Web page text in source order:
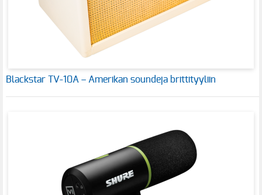
Blackstar TV-10A – Amerikan soundeja brittityyliin